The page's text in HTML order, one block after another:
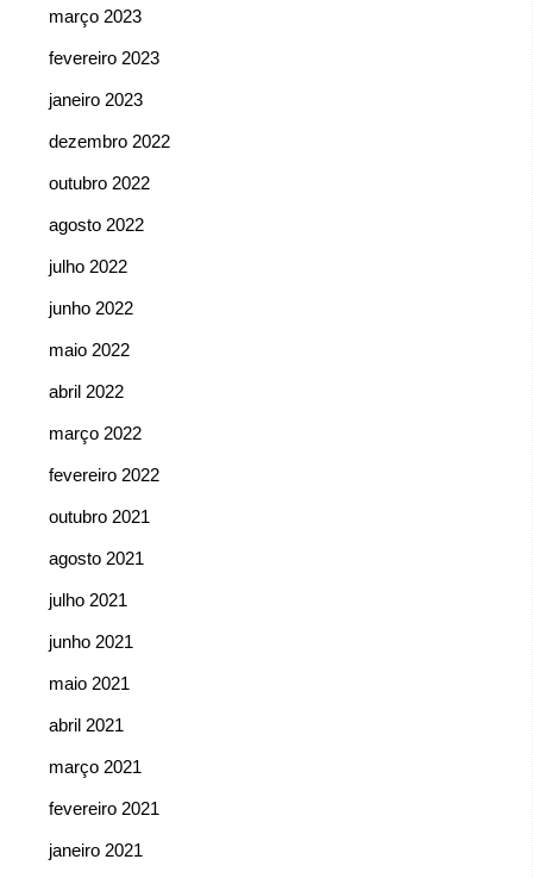
março 2023
fevereiro 2023
janeiro 2023
dezembro 2022
outubro 2022
agosto 2022
julho 2022
junho 2022
maio 2022
abril 2022
março 2022
fevereiro 2022
outubro 2021
agosto 2021
julho 2021
junho 2021
maio 2021
abril 2021
março 2021
fevereiro 2021
janeiro 2021